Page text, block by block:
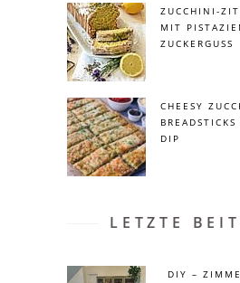
ZUCCHINI-
MIT
ZUCKERGUSS
CHEESY
DIP
LETZTE
DIY –